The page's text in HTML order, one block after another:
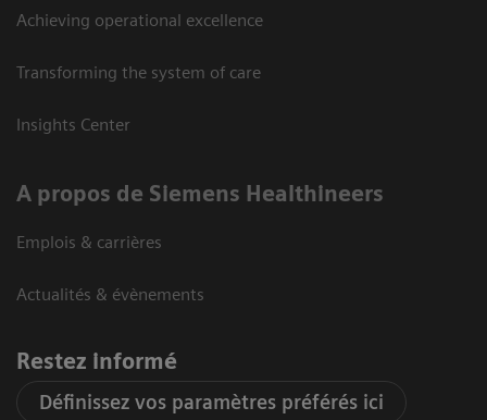
Achieving operational excellence
Transforming the system of care
Insights Center
A propos de Siemens Healthineers
Emplois & carrières
Actualités & évènements
Restez informé
Définissez vos paramètres préférés ici